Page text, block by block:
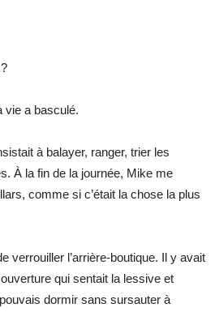
vie a basculé.
à balayer, ranger, trier les
À la fin de la journée, Mike me
comme si c’était la chose la plus
verrouiller l’arrière-boutique. Il y avait
qui sentait la lessive et
dormir sans sursauter à